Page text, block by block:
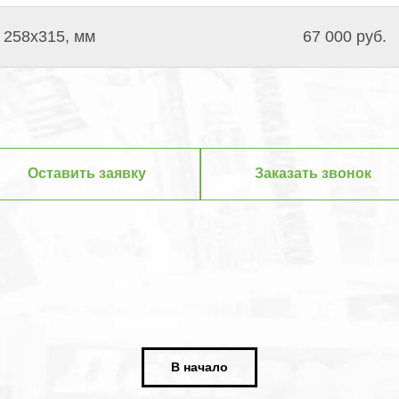
258х315, мм 67 000 руб.
Оставить заявку Заказать звонок
В начало